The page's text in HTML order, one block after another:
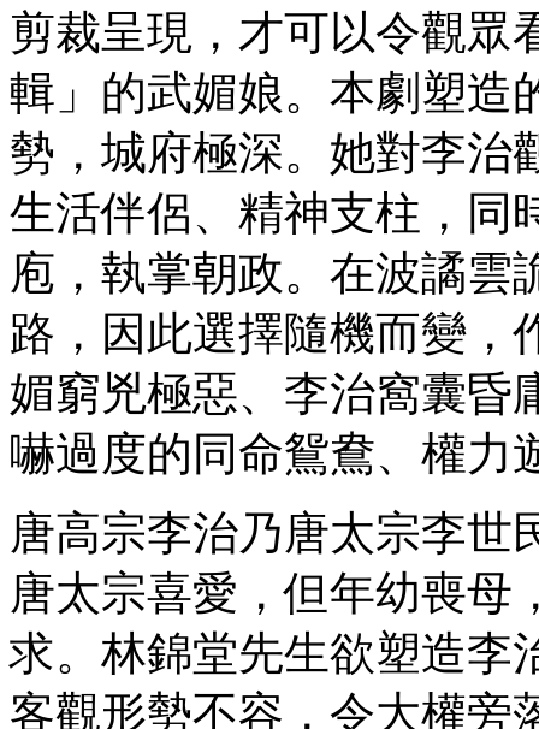
剪裁呈現，才可以令觀眾
輯」的武媚娘。本劇塑造
勢，城府極深。她對李治
生活伴侶、精神支柱，同
庖，執掌朝政。在波譎雲
路，因此選擇隨機而變，
媚窮兇極惡、李治窩囊昏
嚇過度的同命鴛鴦、權力
唐高宗李治乃唐太宗李世
唐太宗喜愛，但年幼喪母
求。林錦堂先生欲塑造李
客觀形勢不容，令大權旁